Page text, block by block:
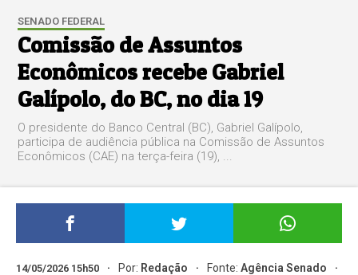
SENADO FEDERAL
Comissão de Assuntos
Econômicos recebe Gabriel
Galípolo, do BC, no dia 19
O presidente do Banco Central (BC), Gabriel Galípolo,
participa de audiência pública na Comissão de Assuntos
Econômicos (CAE) na terça-feira (19), ...
14/05/2026 15h50 Por: Redação Fonte:Agência Senado